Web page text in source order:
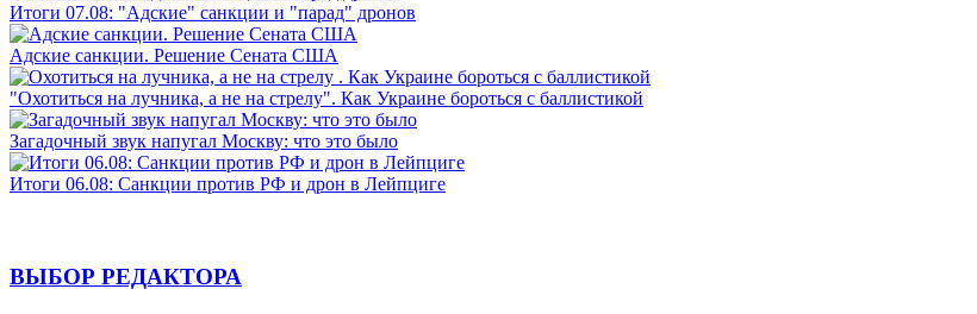
Итоги 07.08: "Адские" санкции и "парад" дронов
Адские санкции. Решение Сената США
"Охотиться на лучника, а не на стрелу". Как Украине бороться с баллистикой
Загадочный звук напугал Москву: что это было
Итоги 06.08: Санкции против РФ и дрон в Лейпциге
ВЫБОР РЕДАКТОРА